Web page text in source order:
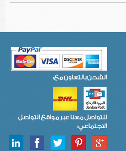
الشحن بالتعاون مع:
للتواصل معنا عبر مواقع التواصل
الاجتماعي: